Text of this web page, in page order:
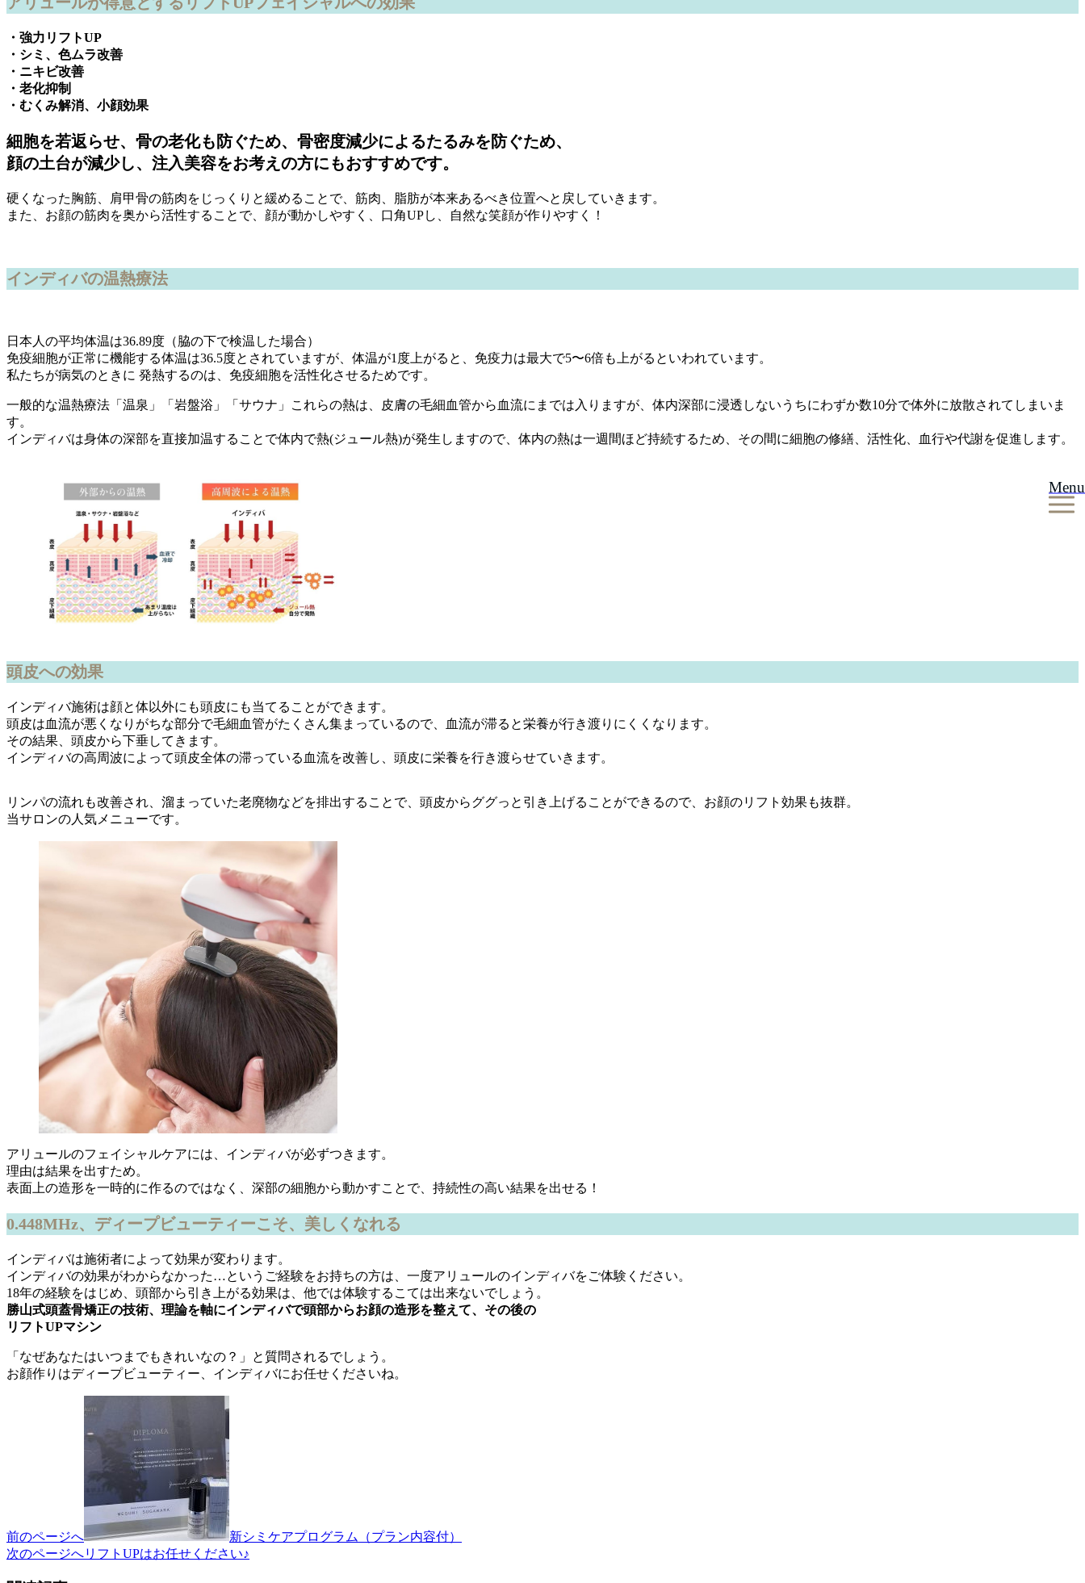
Menu
・強力リフトUP
・シミ、色ムラ改善
・ニキビ改善
・老化抑制
・むくみ解消、小顔効果
細胞を若返らせ、骨の老化も防ぐため、骨密度減少によるたるみを防ぐため、
顔の土台が減少し、注入美容をお考えの方にもおすすめです。
硬くなった胸筋、肩甲骨の筋肉をじっくりと緩めることで、筋肉、脂肪が本来あるべき位置へと戻していきます。
また、お顔の筋肉を奥から活性することで、顔が動かしやすく、口角UPし、自然な笑顔が作りやすく！
インディバの温熱療法
日本人の平均体温は36.89度（脇の下で検温した場合）
免疫細胞が正常に機能する体温は36.5度とされていますが、体温が1度上がると、免疫力は最大で5〜6倍も上がるといわれています。
私たちが病気のときに 発熱するのは、免疫細胞を活性化させるためです。
一般的な温熱療法「温泉」「岩盤浴」「サウナ」これらの熱は、皮膚の毛細血管から血流にまでは入りますが、体内深部に浸透しないうちにわずか数10分で体外に放散されてしまいま
す。
インディバは身体の深部を直接加温することで体内で熱(ジュール熱)が発生しますので、体内の熱は一週間ほど持続するため、その間に細胞の修繕、活性化、血行や代謝を促進します。
頭皮への効果
インディバ施術は顔と体以外にも頭皮にも当てることができます。
頭皮は血流が悪くなりがちな部分で毛細血管がたくさん集まっているので、血流が滞ると栄養が行き渡りにくくなります。
その結果、頭皮から下垂してきます。
インディバの高周波によって頭皮全体の滞っている血流を改善し、頭皮に栄養を行き渡らせていきます。
リンパの流れも改善され、溜まっていた老廃物などを排出することで、頭皮からググっと引き上げることができるので、お顔のリフト効果も抜群。
当サロンの人気メニューです。
アリュールのフェイシャルケアには、インディバが必ずつきます。
理由は結果を出すため。
表面上の造形を一時的に作るのではなく、深部の細胞から動かすことで、持続性の高い結果を出せる！
0.448MHz、ディープビューティーこそ、美しくなれる
インディバは施術者によって効果が変わります。
インディバの効果がわからなかった…というご経験をお持ちの方は、一度アリュールのインディバをご体験ください。
18年の経験をはじめ、頭部から引き上がる効果は、他では体験するこては出来ないでしょう。
勝山式頭蓋骨矯正の技術、理論を軸にインディバで頭部からお顔の造形を整えて、その後の
リフトUPマシン
「なぜあなたはいつまでもきれいなの？」と質問されるでしょう。
お顔作りはディープビューティー、インディバにお任せくださいね。
ー
シ
前のページへ
新シミケアプログラム（プラン内容付）
次のページへリフトUPはお任せください♪